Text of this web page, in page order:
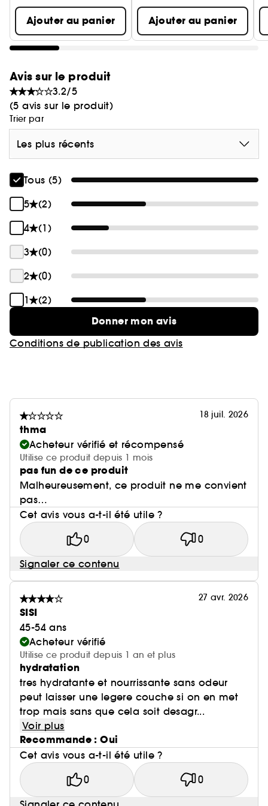
Ajouter au panier Ajouter au panier
Avis sur le produit
3.2/5
(5 avis sur le produit)
Trier par
Les plus récents
Tous (5)
5
(2)
4
(1)
3
(0)
2
(0)
1
(2)
Donner mon avis
Conditions de publication des avis
18 juil. 2026
thma
Acheteur vérifié et récompensé
Utilise ce produit depuis 1 mois
pas fun de ce produit
Malheureusement, ce produit ne me convient
pas…
Cet avis vous a-t-il été utile ?
0 0
Signaler ce contenu
27 avr. 2026
SISI
45-54 ans
Acheteur vérifié
Utilise ce produit depuis 1 an et plus
hydratation
tres hydratante et nourrissante sans odeur
peut laisser une legere couche si on en met
trop mais sans que cela soit desagr...
Voir plus
Recommande : Oui
Cet avis vous a-t-il été utile ?
0 0